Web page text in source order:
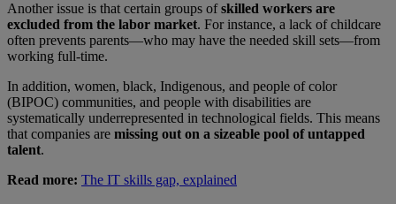
Another issue is that certain groups ofskilled workers are
excluded from the labor market. For instance, a lack of childcare
often prevents parents—who may have the needed skill sets—from
working full-time.
In addition, women, black, Indigenous, and people of color
(BIPOC) communities, and people with disabilities are
systematically underrepresented in technological fields. This means
that companies are missing out on a sizeable pool of untapped
talent.
Read more: The IT skills gap, explained